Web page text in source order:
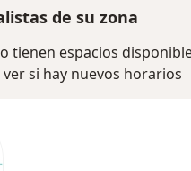
de su zona
tienen espacios
si hay nuevos horarios